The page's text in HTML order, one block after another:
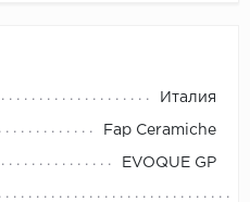
Италия
Fap Ceramiche
EVOQUE GP